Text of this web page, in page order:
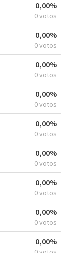
0,00%
0 votos
0,00%
0 votos
0,00%
0 votos
0,00%
0 votos
0,00%
0 votos
0,00%
0 votos
0,00%
0 votos
0,00%
0 votos
0,00%